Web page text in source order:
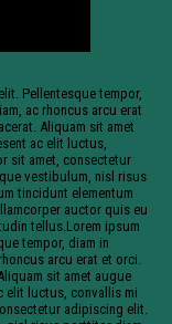
Pellentesque tempor,
ac rhoncus arcu erat
Aliquam sit amet
ac elit luctus,
sit amet, consectetur
vestibulum, nisl risus
tincidunt elementum
auctor quis eu
tellus.Lorem ipsum
tempor, diam in
arcu erat et orci.
sit amet augue
elit luctus, convallis mi
adipiscing elit.